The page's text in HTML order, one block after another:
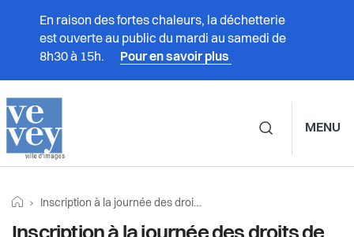
En raison des fortes chaleurs, la déchetterie
est ouverte au public du mardi au samedi de
8h30 à 15h.
Pour en savoir plus
MENU
Prestations
FilRetourner vers la page d'accueil
Page actuelle:
Inscription à la journée des droits de l'enfant